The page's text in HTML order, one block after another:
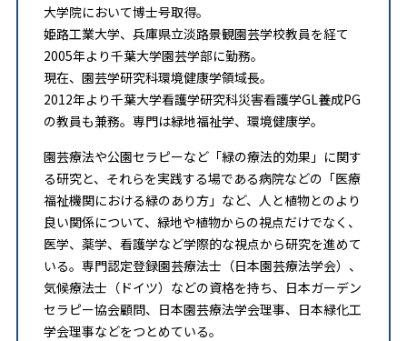
大学院において博士号取得。
姫路工業大学、兵庫県立淡路景観園芸学校教員を経て
2005年より千葉大学園芸学部に勤務。
現在、園芸学研究科環境健康学領域長。
2012年より千葉大学看護学研究科災害看護学GL養成PG
の教員も兼務。専門は緑地福祉学、環境健康学。
園芸療法や公園セラピーなど「緑の療法的効果」に関す
る研究と、それらを実践する場である病院などの「医療
福祉機関における緑のあり方」など、人と植物とのより
良い関係について、緑地や植物からの視点だけでなく、
医学、薬学、看護学など学際的な視点から研究を進めて
いる。専門認定登録園芸療法士（日本園芸療法学会）、
気候療法士（ドイツ）などの資格を持ち、日本ガーデン
セラピー協会顧問、日本園芸療法学会理事、日本緑化工
学会理事などをつとめている。